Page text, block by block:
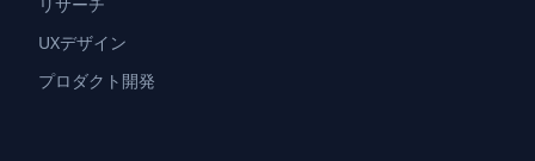
UXデザイン
プロダクト開発